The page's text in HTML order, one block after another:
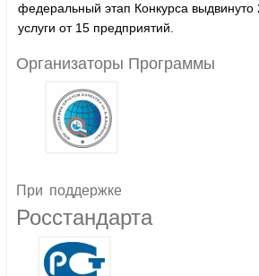
федеральный этап Конкурса выдвинуто
услуги от 15 предприятий.
Организаторы Программы
При поддержке
Росстандарта